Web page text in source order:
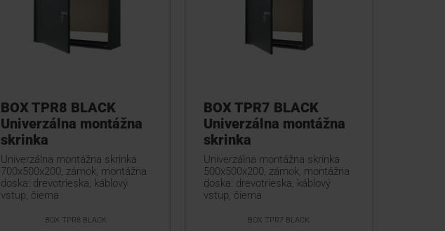
BOX TPR8 BLACK
Univerzálna montážna
skrinka
Univerzálna montážna skrinka
700x500x200, zámok, montážna
doska: drevotrieska, káblový
vstup, čierna
BOX TPR8 BLACK
BOX TPR7 BLACK
Univerzálna montážna
skrinka
Univerzálna montážna skrinka
500x500x200, zámok, montážna
doska: drevotrieska, káblový
vstup, čierna
BOX TPR7 BLACK